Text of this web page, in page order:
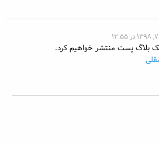
بلاگ پست منتشر خواهیم کرد.